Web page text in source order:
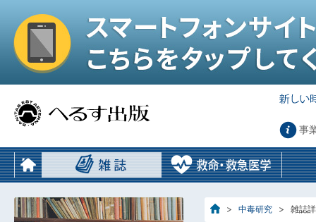
事
中毒研究 雑誌